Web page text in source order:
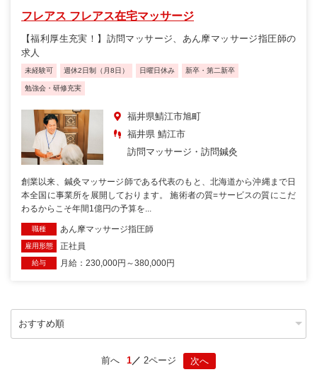
フレアス フレアス在宅マッサージ
【福利厚生充実！】訪問マッサージ、あん摩マッサージ指圧師の
求人
未経験可 週休2日制（月8日） 日曜日休み 新卒・第二新卒
勉強会・研修充実
福井県鯖江市旭町
福井県 鯖江市
訪問マッサージ・訪問鍼灸
創業以来、鍼灸マッサージ師である代表のもと、北海道から沖縄まで日
本全国に事業所を展開しております。 施術者の質=サービスの質にこだ
わるからこそ年間1億円の予算を...
職種 あん摩マッサージ指圧師
雇用形態 正社員
給与 月給：230,000円～380,000円
前へ 1 2ページ 次へ